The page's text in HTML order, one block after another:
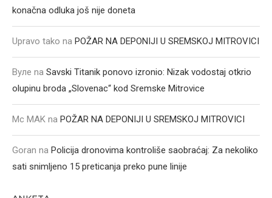
konačna odluka još nije doneta
Upravo tako na POŽAR NA DEPONIJI U SREMSKOJ MITROVICI
Вуле na Savski Titanik ponovo izronio: Nizak vodostaj otkrio
olupinu broda „Slovenac“ kod Sremske Mitrovice
Mc MAK na POŽAR NA DEPONIJI U SREMSKOJ MITROVICI
Goran na Policija dronovima kontroliše saobraćaj: Za nekoliko
sati snimljeno 15 preticanja preko pune linije